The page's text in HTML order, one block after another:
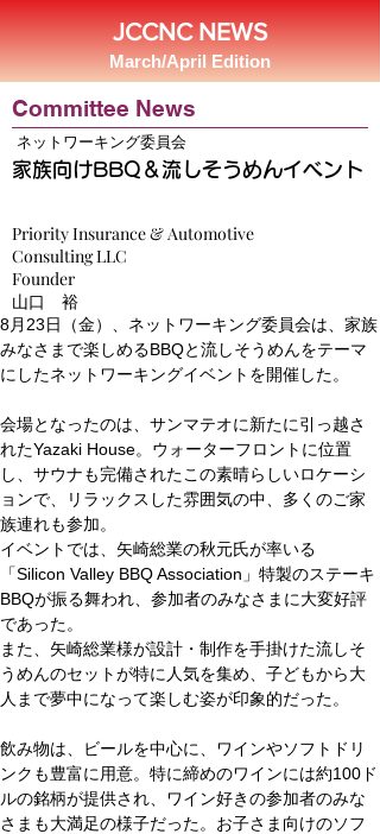
JCCNC NEWS
March/April Edition
Committee News
ネットワーキング委員会
家族向けBBQ＆流しそうめんイベント
Priority Insurance & Automotive
Consulting LLC
Founder
山口 裕
8月23日（金）、ネットワーキング委員会は、家族
みなさまで楽しめるBBQと流しそうめんをテーマ
にしたネットワーキングイベントを開催した。
会場となったのは、サンマテオに新たに引っ越さ
れたYazaki House。ウォーターフロントに位置
し、サウナも完備されたこの素晴らしいロケーシ
ョンで、リラックスした雰囲気の中、多くのご家
族連れも参加。
イベントでは、矢崎総業の秋元氏が率いる
「Silicon Valley BBQ Association」特製のステーキ
BBQが振る舞われ、参加者のみなさまに大変好評
であった。
また、矢崎総業様が設計・制作を手掛けた流しそ
うめんのセットが特に人気を集め、子どもから大
人まで夢中になって楽しむ姿が印象的だった。
飲み物は、ビールを中心に、ワインやソフトドリ
ンクも豊富に用意。特に締めのワインには約100ド
ルの銘柄が提供され、ワイン好きの参加者のみな
さまも大満足の様子だった。お子さま向けのソフ